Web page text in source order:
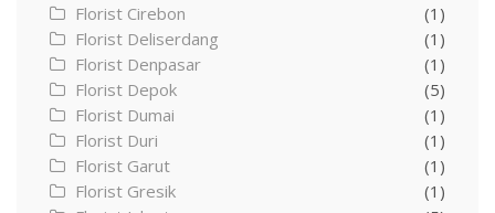
Florist Cirebon
(1)
Florist Deliserdang
(1)
Florist Denpasar
(1)
Florist Depok
(5)
Florist Dumai
(1)
Florist Duri
(1)
Florist Garut
(1)
Florist Gresik
(1)